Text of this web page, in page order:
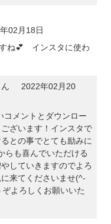
02月18日
ね💕 インスタに使わ
2022年02月20
コメントとダウンロー
ございます！インスタで
との事でとても励みに
らも喜んでいただける
していきますのでよろ
来てくださいませ(^-
よろしくお願いいた